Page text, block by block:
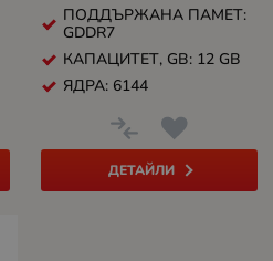
ПОДДЪРЖАНА ПАМЕТ:
GDDR7
КАПАЦИТЕТ, GB: 12 GB
ЯДРА: 6144
ДЕТАЙЛИ